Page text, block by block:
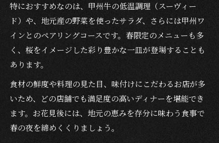
特におすすめなのは、甲州牛の低温調理（スーヴィー
ド）や、地元産の野菜を使ったサラダ、さらには甲州ワ
インとのペアリングコースです。春限定のメニューも多
く、桜をイメージした彩り豊かな一皿が登場することも
あります。
食材の鮮度や料理の見た目、味付けにこだわるお店が多
いため、どの店舗でも満足度の高いディナーを堪能でき
ます。お花見後には、地元の恵みを存分に味わう食事で
春の夜を締めくくりましょう。